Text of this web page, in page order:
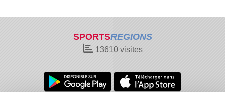
SPORTSREGIONS
13610visites